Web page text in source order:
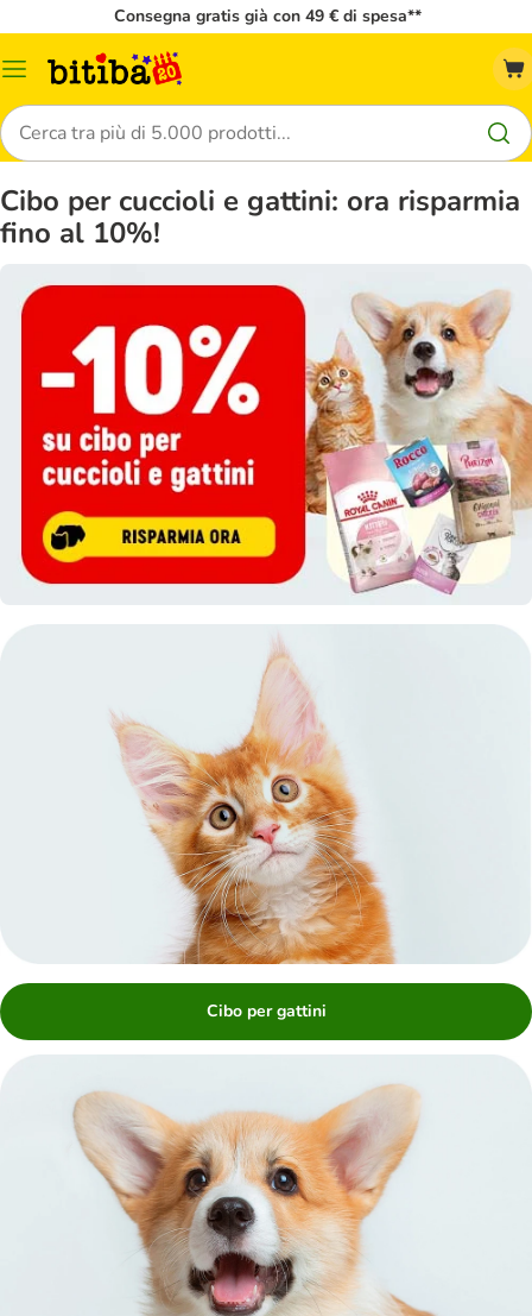
Consegna gratis già con 49 € di spesa**
Overview
Cerca
Cibo per cuccioli e gattini: ora risparmia
fino al 10%!
Cibo per gattini